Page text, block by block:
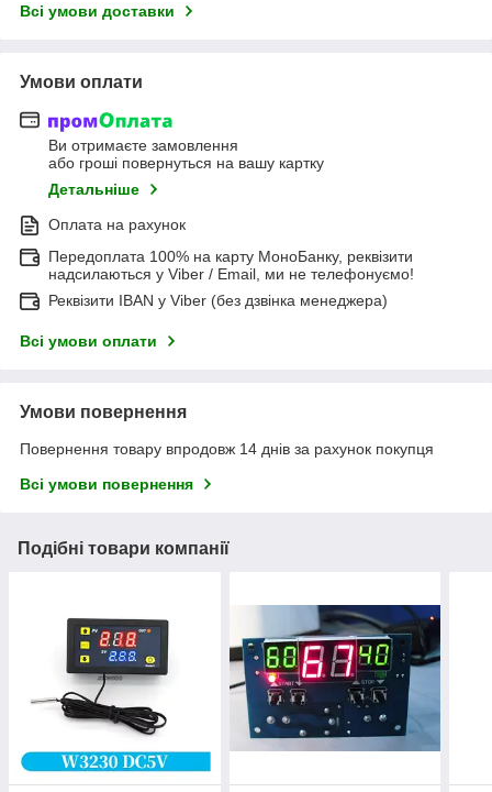
Всі умови доставки
Умови оплати
Ви отримаєте замовлення
або гроші повернуться на вашу картку
Детальніше
Оплата на рахунок
Передоплата 100% на карту МоноБанку, реквізити
надсилаються у Viber / Email, ми не телефонуємо!
Реквізити IBAN у Viber (без дзвінка менеджера)
Всі умови оплати
Умови повернення
Повернення товару впродовж 14 днів за рахунок покупця
Всі умови повернення
Подібні товари компанії